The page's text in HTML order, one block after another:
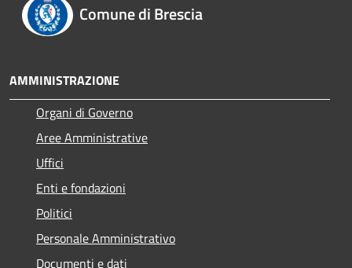
Comune di Brescia
AMMINISTRAZIONE
Organi di Governo
Aree Amministrative
Uffici
Enti e fondazioni
Politici
Personale Amministrativo
Documenti e dati